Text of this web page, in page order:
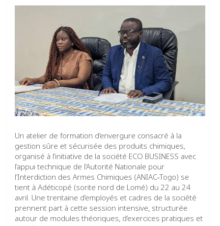
Un atelier de formation d’envergure consacré à la
gestion sûre et sécurisée des produits chimiques,
organisé à l’initiative de la société ECO BUSINESS avec
l’appui technique de l’Autorité Nationale pour
l’Interdiction des Armes Chimiques (ANIAC‑Togo) se
tient à Adéticopé (sorite nord de Lomé) du 22 au 24
avril. Une trentaine d’employés et cadres de la société
prennent part à cette session intensive, structurée
autour de modules théoriques, d’exercices pratiques et